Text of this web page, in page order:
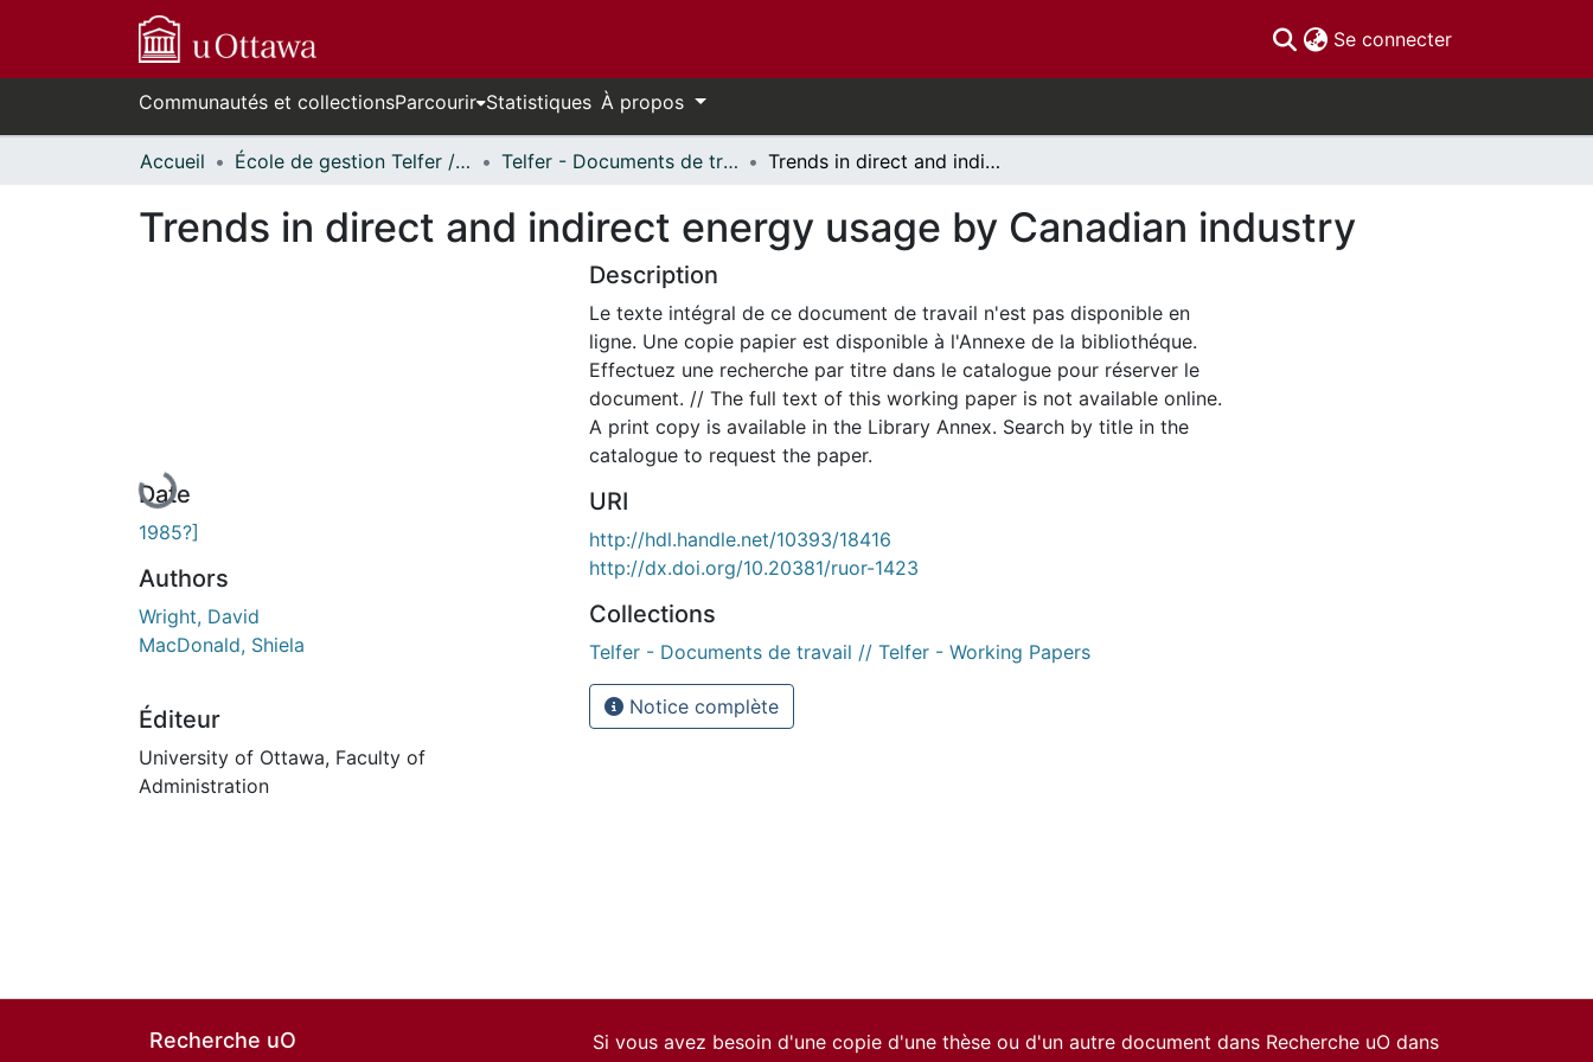
Se connecter(current)
Communautés et collectionsParcourir Statistiques À propos
Accueil École de gestion Telfer // Telfer School of Management Telfer - Documents de travail // Telfer - Working Papers Trends in direct and indirect energy usage by Canadian industry
Trends in direct and indirect energy usage by Canadian industry
En cours de chargement...
Date
1985?]
Authors
Wright, David
MacDonald, Shiela
Éditeur
University of Ottawa, Faculty of
Administration
Description
Le texte intégral de ce document de travail n'est pas disponible en
ligne. Une copie papier est disponible à l'Annexe de la bibliothéque.
Effectuez une recherche par titre dans le catalogue pour réserver le
document. // The full text of this working paper is not available online.
A print copy is available in the Library Annex. Search by title in the
catalogue to request the paper.
URI
http://hdl.handle.net/10393/18416
http://dx.doi.org/10.20381/ruor-1423
Collections
Telfer - Documents de travail // Telfer - Working Papers
Notice complète
Recherche uO
Si vous avez besoin d'une copie d'une thèse ou d'un autre document dans Recherche uO dans